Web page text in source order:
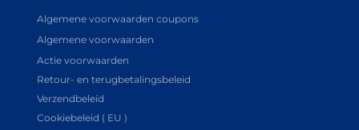
Algemene voorwaarden coupons
Algemene voorwaarden
Actie voorwaarden
Retour- en terugbetalingsbeleid
Verzendbeleid
Cookiebeleid ( EU )